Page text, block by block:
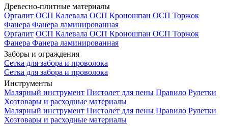
Древесно-плитные материалы
Оргалит ОСП Калевала ОСП Кроношпан ОСП Торжок
Фанера Фанера ламинированная
Оргалит ОСП Калевала ОСП Кроношпан ОСП Торжок
Фанера Фанера ламинированная
Заборы и ограждения
Сетка для забора и проволока
Сетка для забора и проволока
Инструменты
Малярный инструмент Пистолет для пены Правило Рулетки
Хозтовары и расходные материалы
Малярный инструмент Пистолет для пены Правило Рулетки
Хозтовары и расходные материалы